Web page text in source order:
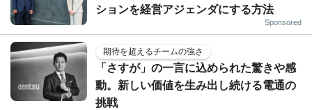
ションを経営アジェンダにする方法
Sponsored
期待を超えるチームの強さ
「さすが」の一言に込められた驚きや感
動。新しい価値を生み出し続ける電通の
挑戦